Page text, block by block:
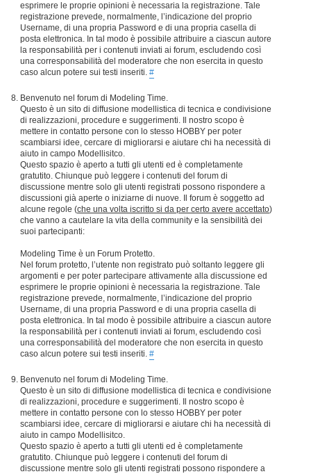
esprimere le proprie opinioni è necessaria la registrazione. Tale
registrazione prevede, normalmente, l’indicazione del proprio
Username, di una propria Password e di una propria casella di
posta elettronica. In tal modo è possibile attribuire a ciascun autore
la responsabilità per i contenuti inviati ai forum, escludendo così
una corresponsabilità del moderatore che non esercita in questo
caso alcun potere sui testi inseriti. #
Benvenuto nel forum di Modeling Time.
Questo è un sito di diffusione modellistica di tecnica e condivisione
di realizzazioni, procedure e suggerimenti. Il nostro scopo è
mettere in contatto persone con lo stesso HOBBY per poter
scambiarsi idee, cercare di migliorarsi e aiutare chi ha necessità di
aiuto in campo Modellisitco.
Questo spazio è aperto a tutti gli utenti ed è completamente
gratutito. Chiunque può leggere i contenuti del forum di
discussione mentre solo gli utenti registrati possono rispondere a
discussioni già aperte o iniziarne di nuove. Il forum è soggetto ad
alcune regole (che una volta iscritto si da per certo avere accettato)
che vanno a cautelare la vita della community e la sensibilità dei
suoi partecipanti:
Modeling Time è un Forum Protetto.
Nel forum protetto, l’utente non registrato può soltanto leggere gli
argomenti e per poter partecipare attivamente alla discussione ed
esprimere le proprie opinioni è necessaria la registrazione. Tale
registrazione prevede, normalmente, l’indicazione del proprio
Username, di una propria Password e di una propria casella di
posta elettronica. In tal modo è possibile attribuire a ciascun autore
la responsabilità per i contenuti inviati ai forum, escludendo così
una corresponsabilità del moderatore che non esercita in questo
caso alcun potere sui testi inseriti. #
Benvenuto nel forum di Modeling Time.
Questo è un sito di diffusione modellistica di tecnica e condivisione
di realizzazioni, procedure e suggerimenti. Il nostro scopo è
mettere in contatto persone con lo stesso HOBBY per poter
scambiarsi idee, cercare di migliorarsi e aiutare chi ha necessità di
aiuto in campo Modellisitco.
Questo spazio è aperto a tutti gli utenti ed è completamente
gratutito. Chiunque può leggere i contenuti del forum di
discussione mentre solo gli utenti registrati possono rispondere a